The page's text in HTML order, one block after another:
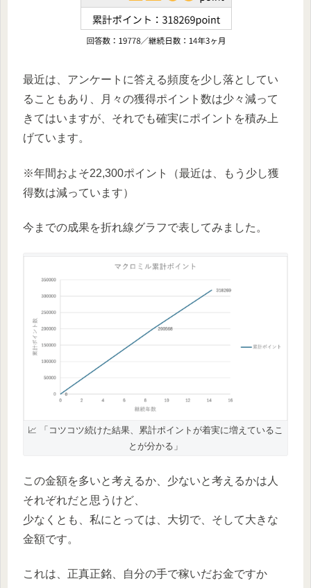
最近は、アンケートに答える頻度を少し落としてい
ることもあり、月々の獲得ポイント数は少々減って
きてはいますが、それでも確実にポイントを積み上
げています。
※年間およそ22,300ポイント（最近は、もう少し獲
得数は減っています）
今までの成果を折れ線グラフで表してみました。
📈 「コツコツ続けた結果、累計ポイントが着実に増えているこ
とが分かる」
この金額を多いと考えるか、少ないと考えるかは人
それぞれだと思うけど、
少なくとも、私にとっては、大切で、そして大きな
金額です。
これは、正真正銘、自分の手で稼いだお金ですか